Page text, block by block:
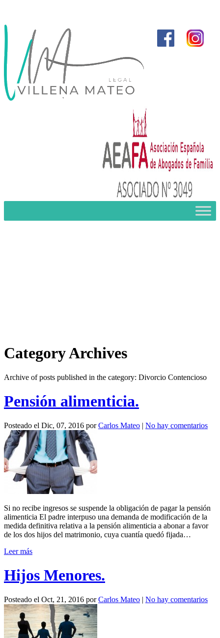
Category Archives
Archive of posts published in the category: Divorcio Contencioso
Pensión alimenticia.
Posteado el Dic, 07, 2016 porCarlos Mateo | No hay comentarios
Si no recibe ingresos se suspende la obligación de pagar la pensión
alimenticia El padre interpuso una demanda de modificación de la
medida definitiva relativa a la pensión alimenticia a abonar a favor
de los dos hijos del matrimonio, cuya cuantía quedó fijada…
Leer más
Hijos Menores.
Posteado el Oct, 21, 2016 porCarlos Mateo | No hay comentarios